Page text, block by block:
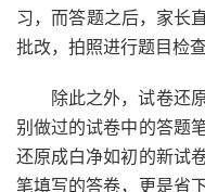
习，而答题之后，家长
批改，拍照进行题目检
除此之外，试卷还
别做过的试卷中的答题
还原成白净如初的新试
笔填写的答卷，更是省